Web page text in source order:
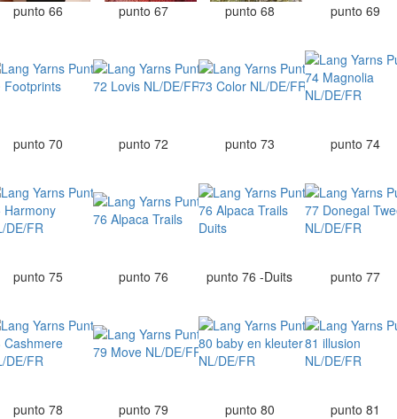
punto 66 punto 67 punto 68 punto 69
punto 70 punto 72 punto 73 punto 74
punto 75 punto 76 punto 76 -Duits punto 77
punto 78 punto 79 punto 80 punto 81